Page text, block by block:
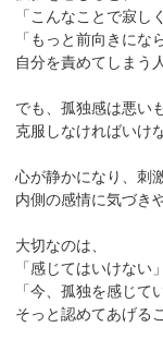
「こんなことで寂し
「もっと前向きにな
自分を責めてしまう
でも、孤独感は悪い
克服しなければいけ
心が静かになり、刺
内側の感情に気づき
大切なのは、
「感じてはいけない
「今、孤独を感じて
そっと認めてあげる